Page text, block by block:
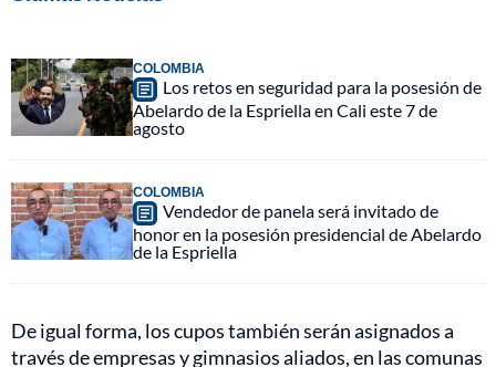
COLOMBIA
Los retos en seguridad para la posesión de
Abelardo de la Espriella en Cali este 7 de
agosto
COLOMBIA
Vendedor de panela será invitado de
honor en la posesión presidencial de Abelardo
de la Espriella
De igual forma, los cupos también serán asignados a
través de empresas y gimnasios aliados, en las comunas